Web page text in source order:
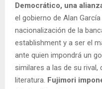
Democrático, una
el gobierno de Alan
nacionalización de la
establishment y a ser el
ante quien impondrá un
similares a las de su rival,
literatura. Fujimori